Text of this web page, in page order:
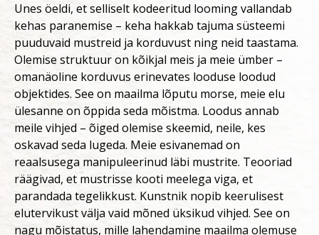
Unes öeldi, et selliselt kodeeritud looming vallandab
kehas paranemise – keha hakkab tajuma süsteemi
puuduvaid mustreid ja korduvust ning neid taastama.
Olemise struktuur on kõikjal meis ja meie ümber –
omanäoline korduvus erinevates looduse loodud
objektides. See on maailma lõputu morse, meie elu
ülesanne on õppida seda mõistma. Loodus annab
meile vihjed – õiged olemise skeemid, neile, kes
oskavad seda lugeda. Meie esivanemad on
reaalsusega manipuleerinud läbi mustrite. Teooriad
räägivad, et mustrisse kooti meelega viga, et
parandada tegelikkust. Kunstnik nopib keerulisest
elutervikust välja vaid mõned üksikud vihjed. See on
nagu mõistatus, mille lahendamine maailma olemuse